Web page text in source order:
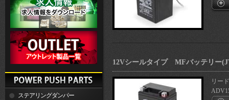
ステアリングダンパー
12Vシールタイプ MFバッテリー
リー